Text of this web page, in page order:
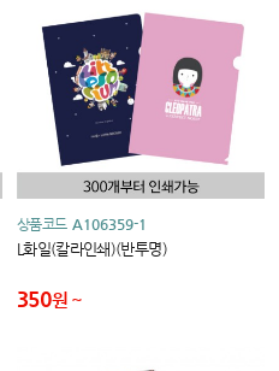
상품코드 A106359-1
L화일(칼라인쇄)(반투명)
350원